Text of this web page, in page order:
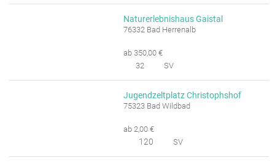
Naturerlebnishaus Gaistal
76332 Bad Herrenalb
ab 350,00 €
32
SV
Jugendzeltplatz Christophshof
75323 Bad Wildbad
ab 2,00 €
120 SV